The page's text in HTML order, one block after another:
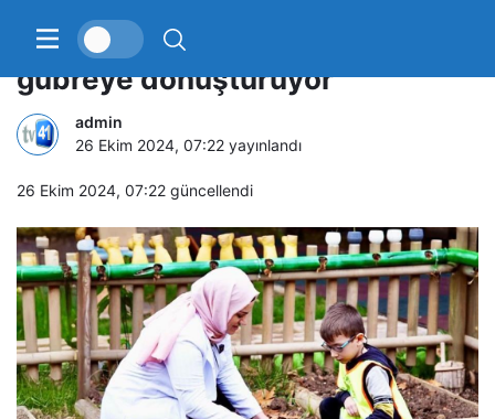
Minikler yiyecek atıklarını
gübreye dönüştürüyor
admin
26 Ekim 2024, 07:22 yayınlandı
26 Ekim 2024, 07:22 güncellendi